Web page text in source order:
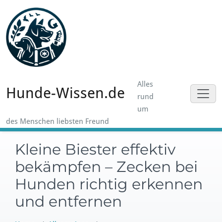
content
Hunde-Wissen.de
Alles
rund
um
des Menschen liebsten Freund
Kleine Biester effektiv
bekämpfen – Zecken bei
Hunden richtig erkennen
und entfernen